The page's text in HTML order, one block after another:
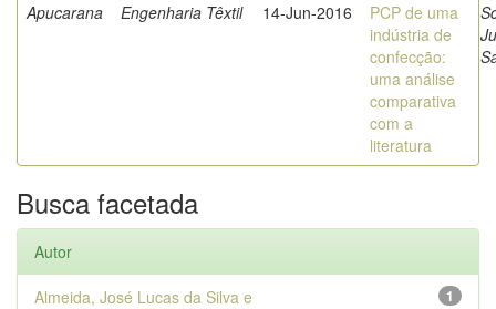
Apucarana Engenharia Têxtil 14-Jun-2016
PCP de uma
indústria de
confecção:
uma análise
comparativa
com a
literatura
Busca facetada
Autor
1
Almeida, José Lucas da Silva e